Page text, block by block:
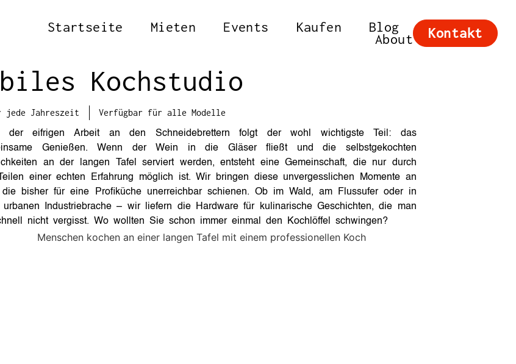
Startseite Mieten Events Kaufen Blog
About Kontakt
Kochstudio
jede Jahreszeit Verfügbar für alle Modelle
der eifrigen Arbeit an den Schneidebrettern folgt der wohl wichtigste Teil: das
Genießen. Wenn der Wein in die Gläser fließt und die selbstgekochten
an der langen Tafel serviert werden, entsteht eine Gemeinschaft, die nur durch
einer echten Erfahrung möglich ist. Wir bringen diese unvergesslichen Momente an
die bisher für eine Profiküche unerreichbar schienen. Ob im Wald, am Flussufer oder in
urbanen Industriebrache – wir liefern die Hardware für kulinarische Geschichten, die man
nicht vergisst. Wo wollten Sie schon immer einmal den Kochlöffel schwingen?